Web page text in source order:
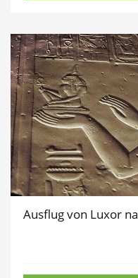
Ausflug von Luxor